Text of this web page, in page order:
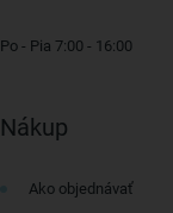
Po - Pia 7:00 - 16:00
Nákup
Ako objednávať